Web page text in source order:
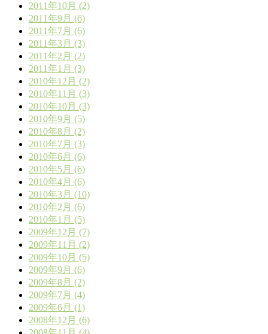
2011年10月 (2)
2011年9月 (6)
2011年7月 (6)
2011年3月 (3)
2011年2月 (2)
2011年1月 (3)
2010年12月 (2)
2010年11月 (3)
2010年10月 (3)
2010年9月 (5)
2010年8月 (2)
2010年7月 (3)
2010年6月 (6)
2010年5月 (6)
2010年4月 (6)
2010年3月 (10)
2010年2月 (6)
2010年1月 (5)
2009年12月 (7)
2009年11月 (2)
2009年10月 (5)
2009年9月 (6)
2009年8月 (2)
2009年7月 (4)
2009年6月 (1)
2008年12月 (6)